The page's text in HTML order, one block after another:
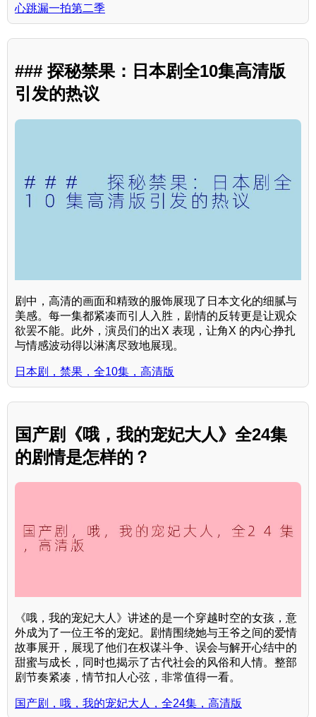
心跳漏一拍第二季
### 探秘禁果：日本剧全10集高清版
引发的热议
剧中，高清的画面和精致的服饰展现了日本文化的细腻与
美感。每一集都紧凑而引人入胜，剧情的反转更是让观众
欲罢不能。此外，演员们的出X 表现，让角X 的内心挣扎
与情感波动得以淋漓尽致地展现。
日本剧，禁果，全10集，高清版
国产剧《哦，我的宠妃大人》全24集
的剧情是怎样的？
《哦，我的宠妃大人》讲述的是一个穿越时空的女孩，意
外成为了一位王爷的宠妃。剧情围绕她与王爷之间的爱情
故事展开，展现了他们在权谋斗争、误会与解开心结中的
甜蜜与成长，同时也揭示了古代社会的风俗和人情。整部
剧节奏紧凑，情节扣人心弦，非常值得一看。
国产剧，哦，我的宠妃大人，全24集，高清版